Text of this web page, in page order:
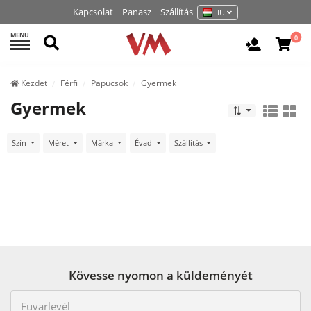
Kapcsolat Panasz Szállítás HU
MENU Keresés Belépés
0
Kezdet Férfi Papucsok Gyermek
Gyermek
Szín Méret Márka Évad Szállítás
Kövesse nyomon a küldeményét